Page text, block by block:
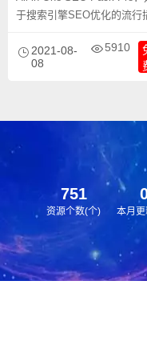
于搜索引擎SEO优化的流行
万个活动安装。该插件的控
板分为三个主要部分-常规设
wordpress中数一数二的
2021-08-
08
5910
751
资源个数(个) 本月